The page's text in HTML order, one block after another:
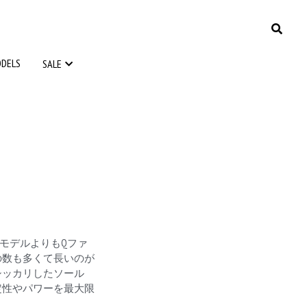
SALE
SALE
モデルよりもQファ
も多くて長いのが
カリしたソール
やパワーを最大限